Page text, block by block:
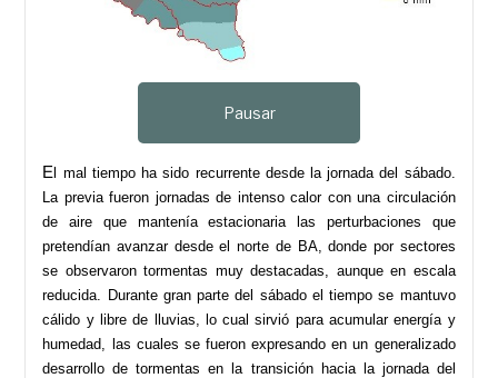
Pausar
El mal tiempo ha sido recurrente desde la jornada del sábado.
La previa fueron jornadas de intenso calor con una circulación
de aire que mantenía estacionaria las perturbaciones que
pretendían avanzar desde el norte de BA, donde por sectores
se observaron tormentas muy destacadas, aunque en escala
reducida. Durante gran parte del sábado el tiempo se mantuvo
cálido y libre de lluvias, lo cual sirvió para acumular energía y
humedad, las cuales se fueron expresando en un generalizado
desarrollo de tormentas en la transición hacia la jornada del